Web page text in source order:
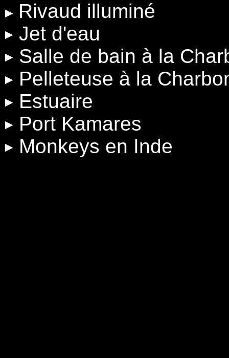
Rivaud illuminé
Jet d'eau
Salle de bain à la
Pelleteuse à la
Estuaire
Port Kamares
Monkeys en Inde